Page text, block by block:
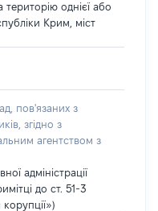
однієї або
Крим, міст
пов'язаних з
згідно з
агентством з
адміністрації
до ст. 51-3